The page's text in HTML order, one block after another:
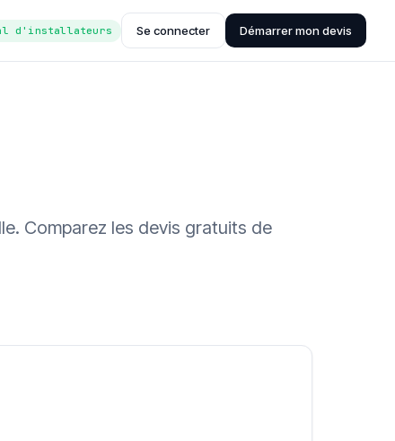
d'installateurs Se connecter Démarrer mon devis
Comparez les devis gratuits de